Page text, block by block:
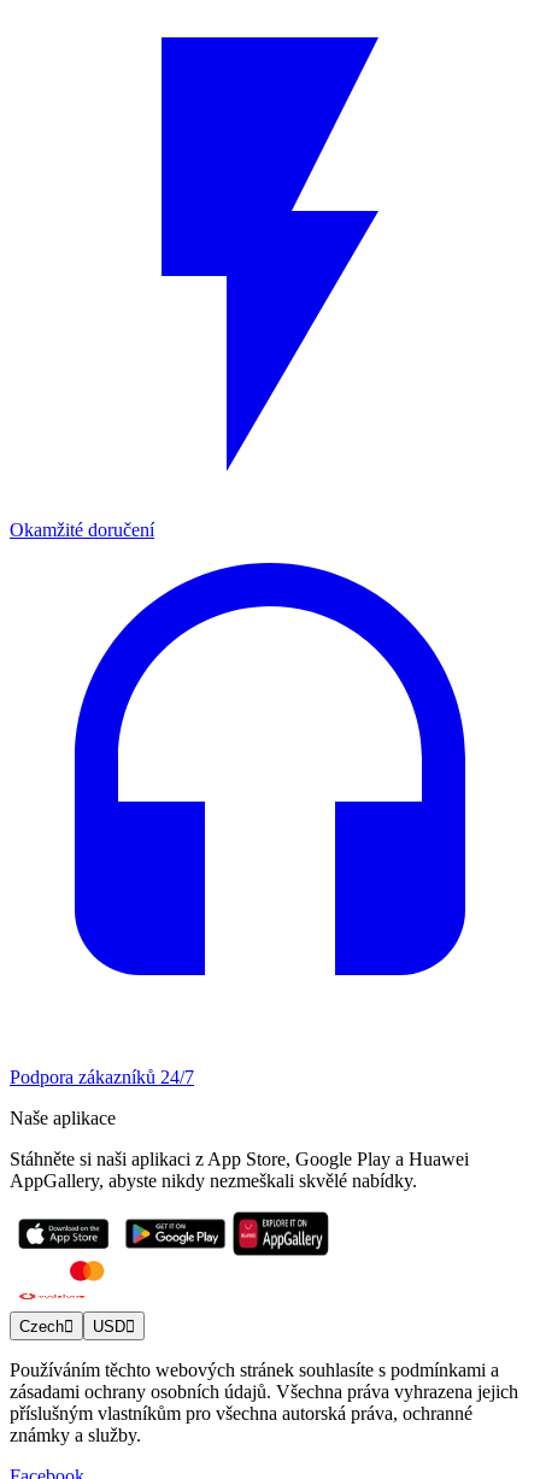
Okamžité doručení
Podpora zákazníků 24/7
Naše aplikace
Stáhněte si naši aplikaci z App Store, Google Play a Huawei
AppGallery, abyste nikdy nezmeškali skvělé nabídky.
Czech USD
Používáním těchto webových stránek souhlasíte s podmínkami a
zásadami ochrany osobních údajů. Všechna práva vyhrazena jejich
příslušným vlastníkům pro všechna autorská práva, ochranné
známky a služby.